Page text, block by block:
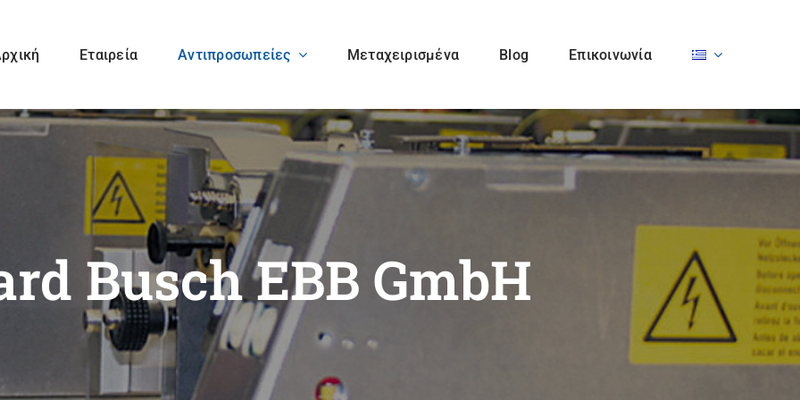
Εταιρεία Αντιπροσωπείες
Baumann
Maschinenbau
Solms GmbH & Co.
Bogramma AG
Felix Böttcher
GmbH & Co. KG
Gerhard Busch EBB
GmbH
Maschinenbau
GmbH
Hunkeler AG
Solutions GmbH
Planatol GmbH
QI Press Controls
B.V.
Smyth S.r.l.
Μεταχειρισμένα Blog Επικοινωνία
Busch EBB GmbH